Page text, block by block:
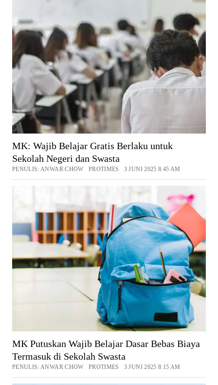
MK: Wajib Belajar Gratis Berlaku untuk
Sekolah Negeri dan Swasta
PENULIS: ANWAR CHOW PROTIMES 3 JUNI 2025 8:45 AM
MK Putuskan Wajib Belajar Dasar Bebas Biaya
Termasuk di Sekolah Swasta
PENULIS: ANWAR CHOW PROTIMES 3 JUNI 2025 8:15 AM